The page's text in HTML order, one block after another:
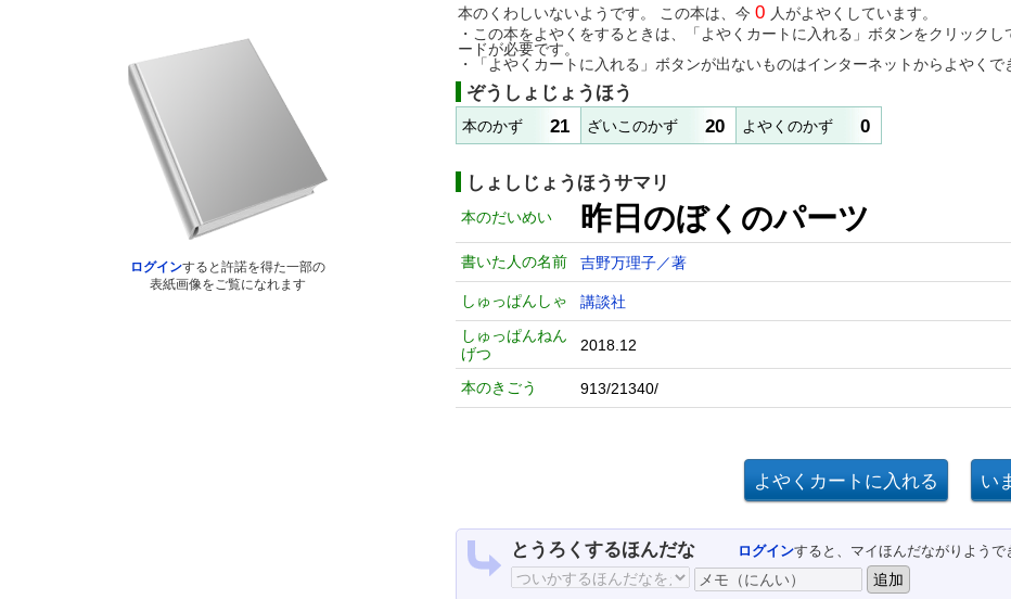
ログインすると許諾を得た一部の
表紙画像をご覧になれます
本のくわしいないようです。 この本は、今 0 人がよやくしています。
・この本をよやくをするときは、「よやくカートに入れる」ボタンをクリック
ードが必要です。
・「よやくカートに入れる」ボタンが出ないものはインターネットからよやくで
ぞうしょじょうほう
本のかず 21 ざいこのかず 20 よやくのかず 0
しょしじょうほうサマリ
本のだいめい 昨日のぼくのパーツ
書いた人の名前 吉野万理子／著
しゅっぱんしゃ
講談社
しゅっぱんねん
げつ
2018.12
本のきごう 913/21340/
とうろくするほんだな ログインすると、マイほんだながりようで